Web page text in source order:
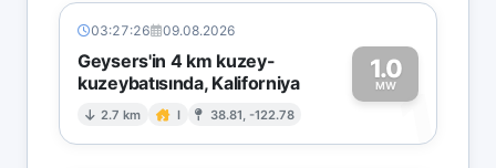
03:27:26 09.08.2026
Geysers'in 4 km kuzey-
kuzeybatısında, Kaliforniya
2.7 km I 38.81, -122.78
1.0
MW1